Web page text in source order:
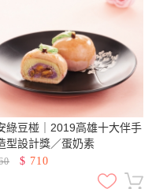
綠豆椪｜2019高雄十大伴手
型設計獎／蛋奶素
$ 710